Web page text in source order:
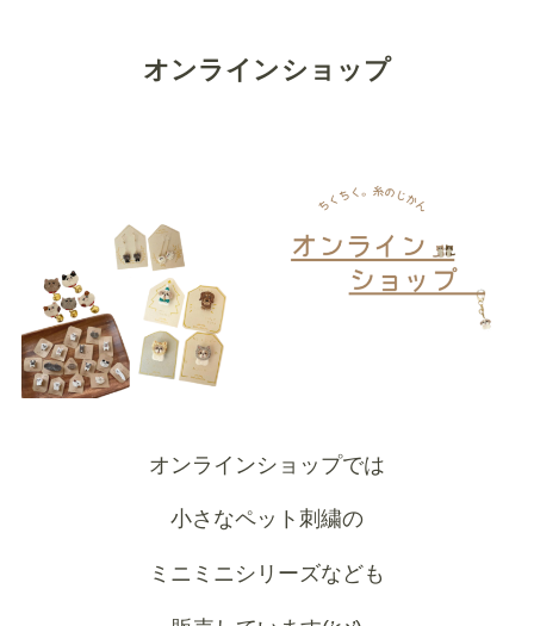
オンラインショップ
オンラインショップでは
小さなペット刺繍の
ミニミニシリーズなども